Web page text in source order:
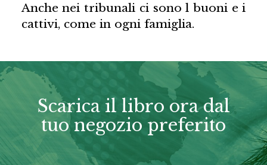
Anche nei tribunali ci sono l buoni e i
cattivi, come in ogni famiglia.
Scarica il libro ora dal
tuo negozio preferito